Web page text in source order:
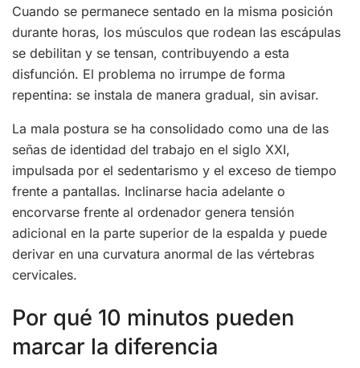
Cuando se permanece sentado en la misma posición
durante horas, los músculos que rodean las escápulas
se debilitan y se tensan, contribuyendo a esta
disfunción. El problema no irrumpe de forma
repentina: se instala de manera gradual, sin avisar.
La mala postura se ha consolidado como una de las
señas de identidad del trabajo en el siglo XXI,
impulsada por el sedentarismo y el exceso de tiempo
frente a pantallas. Inclinarse hacia adelante o
encorvarse frente al ordenador genera tensión
adicional en la parte superior de la espalda y puede
derivar en una curvatura anormal de las vértebras
cervicales.
Por qué 10 minutos pueden
marcar la diferencia